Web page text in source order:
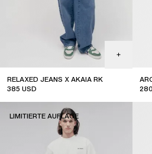
RELAXED JEANS X AKAIA RK
385 USD
280
LIMITIERTE AUFLAGE